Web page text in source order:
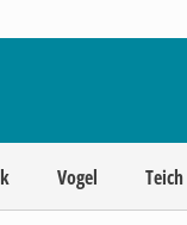
Vogel Teich